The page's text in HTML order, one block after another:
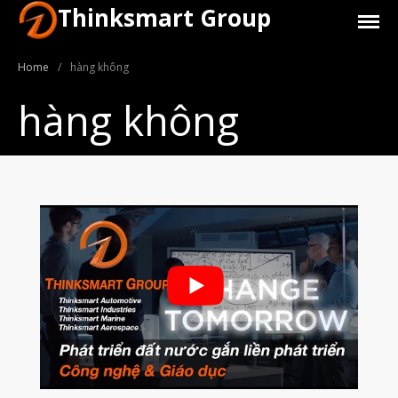
Trang Chủ
Sản Phẩm
Máy In 3D Để Bàn Formlabs U.S.
Máy In 3D SLA Công Nghiệp
Máy in 3D EOS
Máy in 3D nhựa PEEK EXT 220
MED | 3D SYSTEM
Máy In 3D FDM Để Bàn & Công
Thinksmart Group
Home / hàng không
hàng không